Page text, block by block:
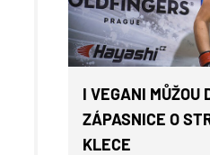
I VEGANI MŮŽOU
ZÁPASNICE O
KLECE